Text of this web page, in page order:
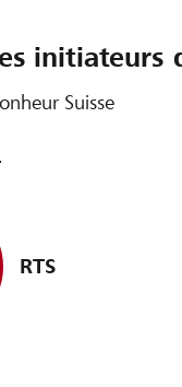
initiateurs
Suisse
RTS